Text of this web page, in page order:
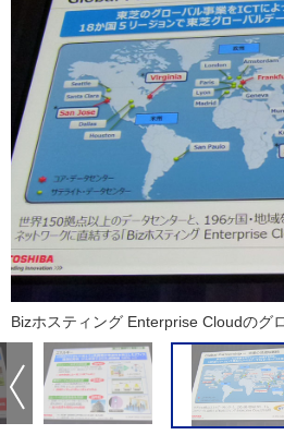
Bizホスティング Enterprise Cloudのグ